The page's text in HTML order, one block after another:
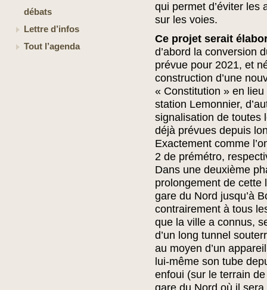
débats
Lettre d’infos
Tout l’agenda
qui permet d’éviter les
sur les voies.
Ce projet serait
d’abord la conversion
prévue pour 2021, et
construction d’une
« Constitution » en
station Lemonnier,
signalisation de toutes
déjà prévues depuis
Exactement comme
2 de prémétro,
Dans une deuxième
prolongement de cette
gare du Nord jusqu’à
contrairement à tous
que la ville a connus,
d’un long tunnel
au moyen d’un
lui-même son tube
enfoui (sur le terrain
gare du Nord où il